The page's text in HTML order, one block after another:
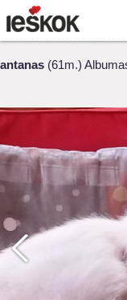
antanas (61m.)